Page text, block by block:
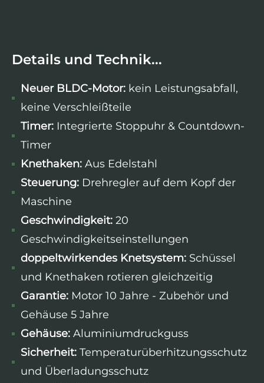
Details und Technik...
Neuer BLDC-Motor: kein Leistungsabfall,
keine Verschleißteile
Timer: Integrierte Stoppuhr & Countdown-
Timer
Knethaken: Aus Edelstahl
Steuerung: Drehregler auf dem Kopf der
Maschine
Geschwindigkeit: 20
Geschwindigkeitseinstellungen
doppeltwirkendes Knetsystem: Schüssel
und Knethaken rotieren gleichzeitig
Garantie: Motor 10 Jahre - Zubehör und
Gehäuse 5 Jahre
Gehäuse: Aluminiumdruckguss
Sicherheit: Temperaturüberhitzungsschutz
und Überladungsschutz